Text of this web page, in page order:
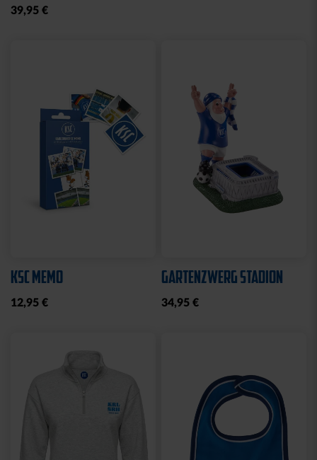
39,95 €
KSC MEMO
12,95 €
GARTENZWERG STADION
34,95 €